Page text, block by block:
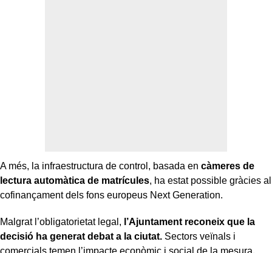
A més, la infraestructura de control, basada en càmeres de
lectura automàtica de matrícules, ha estat possible gràcies al
cofinançament dels fons europeus Next Generation.
Malgrat l’obligatorietat legal, l’Ajuntament reconeix que la
decisió ha generat debat a la ciutat. Sectors veïnals i